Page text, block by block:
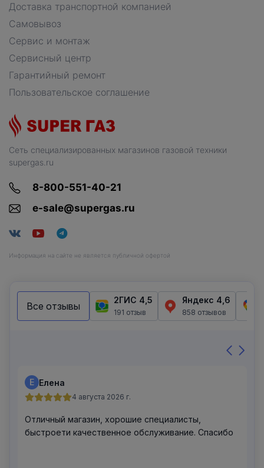
Сеть специализированных магазинов газовой техники
supergas.ru
8-800-551-40-21
e-sale@supergas.ru
Информация на сайте не является публичной офертой
Доставка транспортной компанией
Самовывоз
Сервис и монтаж
Сервисный центр
Гарантийный ремонт
Пользовательское соглашение